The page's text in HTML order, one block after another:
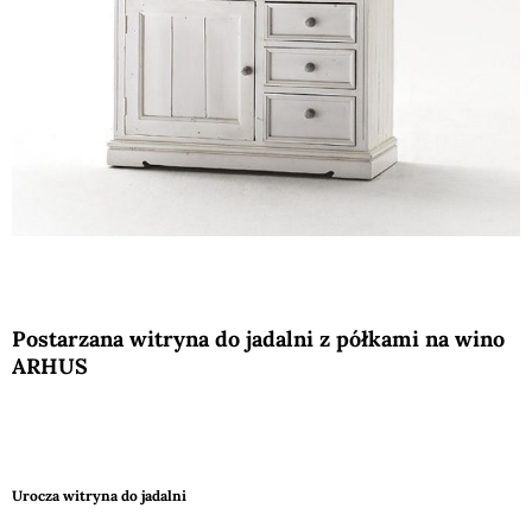
Postarzana witryna do jadalni z półkami na wino
ARHUS
Urocza witryna do jadalni